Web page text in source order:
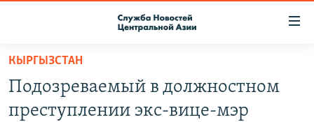
Вернуться
основному
содержанию
ПОДПИСКА
КЫРГЫЗСТАН
Подозреваемый в должностном
преступлении экс-вице-мэр